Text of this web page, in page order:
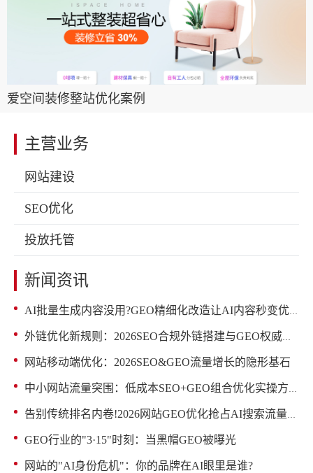
爱空间装修整站优化案例
主营业务
网站建设
SEO优化
投放托管
新闻资讯
AI批量生成内容没用?GEO精细化改造让AI内容秒变优质源码
外链优化新规则：2026SEO合规外链搭建与GEO权威赋能
网站移动端优化：2026SEO&GEO流量增长的隐形基石
中小网站流量突围：低成本SEO+GEO组合优化实操方案
告别传统排名内卷!2026网站GEO优化抢占AI搜索流量红利
GEO行业的"3·15"时刻：当黑帽GEO被曝光
网站的"AI身份危机"：你的品牌在AI眼里是谁?